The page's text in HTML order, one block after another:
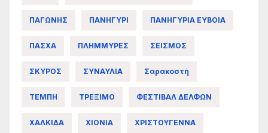
ΠΑΓΩΝΗΣ ΠΑΝΗΓΥΡΙ ΠΑΝΗΓΥΡΙΑ ΕΥΒΟΙΑ
ΠΑΣΧΑ ΠΛΗΜΜΥΡΕΣ ΣΕΙΣΜΟΣ
ΣΚΥΡΟΣ ΣΥΝΑΥΛΙΑ Σαρακοστή
ΤΕΜΠΗ ΤΡΕΞΙΜΟ ΦΕΣΤΙΒΑΛ ΔΕΛΦΩΝ
ΧΑΛΚΙΔΑ ΧΙΟΝΙΑ ΧΡΙΣΤΟΥΓΕΝΝΑ